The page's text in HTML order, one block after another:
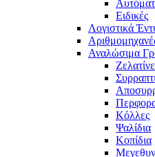
Ειδικές
Λογιστικά
Αναλώσιμα
Κόλλες
Ψαλίδια
Κοπίδια